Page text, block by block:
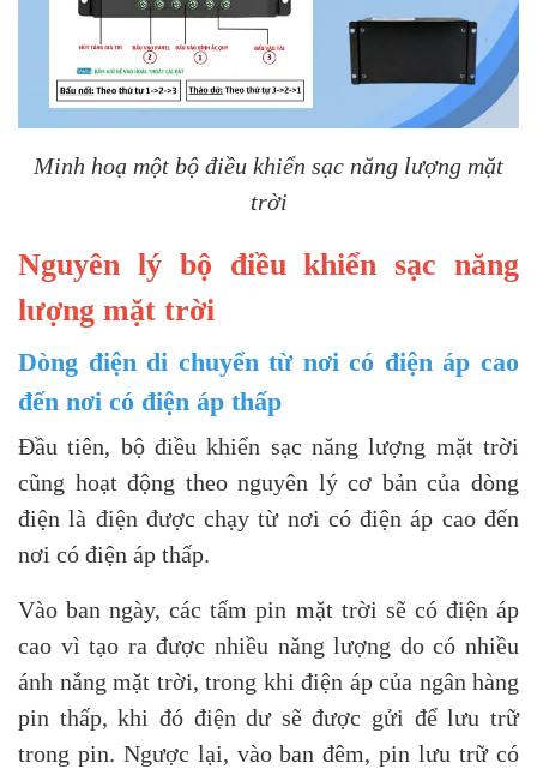
Minh hoạ một bộ điều khiển sạc năng lượng mặt
trời
Nguyên lý bộ điều khiển sạc năng
lượng mặt trời
Dòng điện di chuyển từ nơi có điện áp cao
đến nơi có điện áp thấp
Đầu tiên, bộ điều khiển sạc năng lượng mặt trời
cũng hoạt động theo nguyên lý cơ bản của dòng
điện là điện được chạy từ nơi có điện áp cao đến
nơi có điện áp thấp.
Vào ban ngày, các tấm pin mặt trời sẽ có điện áp
cao vì tạo ra được nhiều năng lượng do có nhiều
ánh nắng mặt trời, trong khi điện áp của ngân hàng
pin thấp, khi đó điện dư sẽ được gửi để lưu trữ
trong pin. Ngược lại, vào ban đêm, pin lưu trữ có